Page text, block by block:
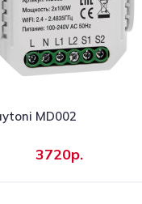
MD002
3720р.